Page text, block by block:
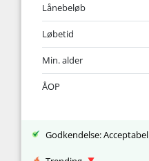
Lånebeløb
Løbetid
Min. alder
ÅOP
Godkendelse: Acceptabel